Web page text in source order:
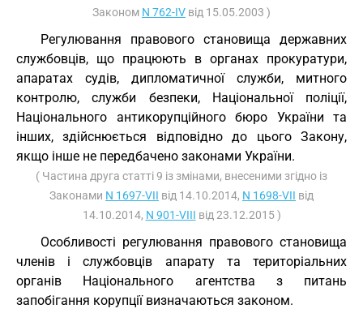
Законом N 762-IV від 15.05.2003 )
Регулювання правового становища державних
службовців, що працюють в органах прокуратури,
апаратах судів, дипломатичної служби, митного
контролю, служби безпеки, Національної поліції,
Національного антикорупційного бюро України та
інших, здійснюється відповідно до цього Закону,
якщо інше не передбачено законами України.
( Частина друга статті 9 із змінами, внесеними згідно із
Законами N 1697-VII від 14.10.2014, N 1698-VII від
14.10.2014, N 901-VIII від 23.12.2015 )
Особливості регулювання правового становища
членів і службовців апарату та територіальних
органів Національного агентства з питань
запобігання корупції визначаються законом.